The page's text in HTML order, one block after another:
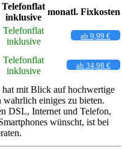
Telefonflat
inklusive
monatl. Fixkosten
Telefonflat
inklusive
ab 9,99 €
Telefonflat
inklusive
ab 34,98 €
mit Blick auf hochwertige
einiges zu bieten.
DSL, Internet und Telefon,
wünscht, ist bei